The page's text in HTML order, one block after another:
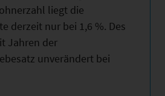
liegt die
derzeit nur bei 1,6 %. Des
Jahren der
unverändert bei